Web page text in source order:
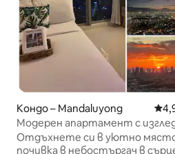
Кондо – Mandaluyong
Модерен апартамент с
силуета на града в Метро
Отдъхнете си в уютно
почивка в небостъргач в